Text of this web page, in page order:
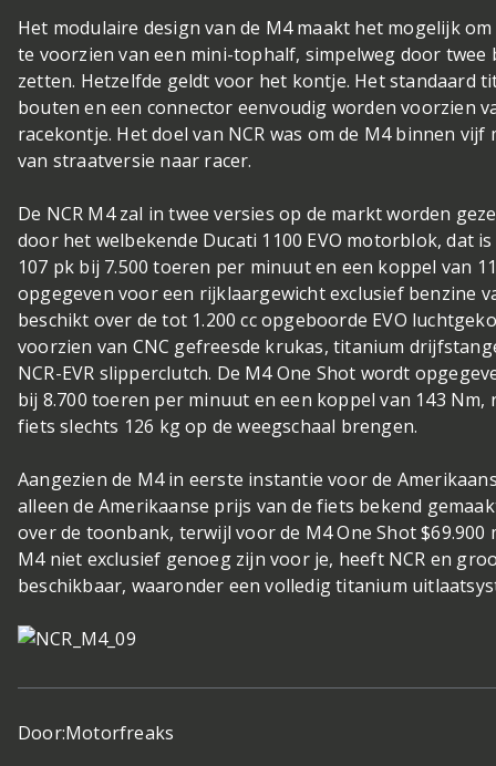
Het modulaire design van de M4 maakt het mogelijk
te voorzien van een mini-tophalf, simpelweg door
zetten. Hetzelfde geldt voor het kontje. Het standaard
bouten en een connector eenvoudig worden voorzien
racekontje. Het doel van NCR was om de M4 binnen
van straatversie naar racer.
De NCR M4 zal in twee versies op de markt worden
door het welbekende Ducati 1100 EVO motorblok, dat
107 pk bij 7.500 toeren per minuut en een koppel van
opgegeven voor een rijklaargewicht exclusief benzine
beschikt over de tot 1.200 cc opgeboorde EVO
voorzien van CNC gefreesde krukas, titanium
NCR-EVR slipperclutch. De M4 One Shot wordt
bij 8.700 toeren per minuut en een koppel van 143
fiets slechts 126 kg op de weegschaal brengen.
Aangezien de M4 in eerste instantie voor de
alleen de Amerikaanse prijs van de fiets bekend
over de toonbank, terwijl voor de M4 One Shot
M4 niet exclusief genoeg zijn voor je, heeft NCR en
beschikbaar, waaronder een volledig titanium
Door:Motorfreaks